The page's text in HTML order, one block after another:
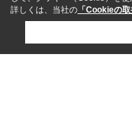
詳しくは、当社の 「Cookieの